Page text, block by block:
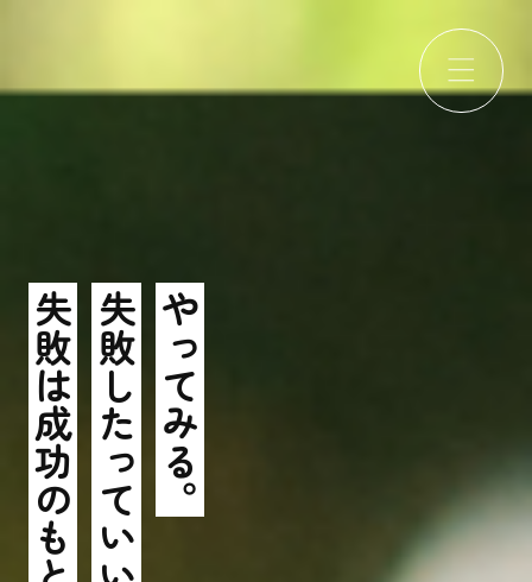
やってみる。
失敗したっていい
失敗は成功のもと。